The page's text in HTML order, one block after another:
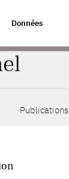
Données
Publications